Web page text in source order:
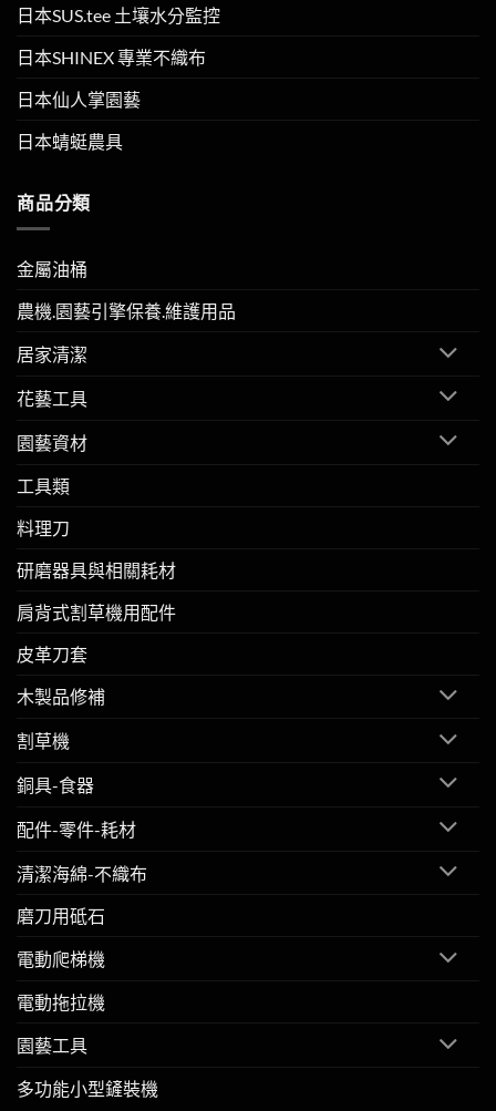
日本SUS.tee 土壤水分監控
日本SHINEX 專業不織布
日本仙人掌園藝
日本蜻蜓農具
商品分類
金屬油桶
農機.園藝引擎保養.維護用品
居家清潔
花藝工具
園藝資材
工具類
料理刀
研磨器具與相關耗材
肩背式割草機用配件
皮革刀套
木製品修補
割草機
銅具-食器
配件-零件-耗材
清潔海綿-不織布
磨刀用砥石
電動爬梯機
電動拖拉機
園藝工具
多功能小型鏟裝機